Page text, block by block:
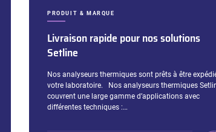
Livraison rapide pour nos solutions
Setline
CATÉGORIES :
PRODUIT & MARQUE
Extrait :
Nos analyseurs thermiques sont prêts à être
votre laboratoire. Nos analyseurs thermiques
couvrent une large gamme d’applications avec
différentes techniques :…